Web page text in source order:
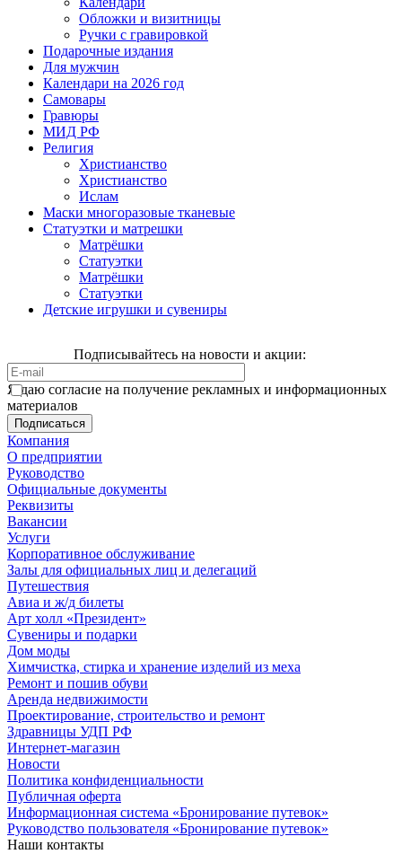
Обложки и визитницы
Ручки с гравировкой
Подарочные издания
Для мужчин
Календари на 2026 год
Самовары
Гравюры
МИД РФ
Религия
Христианство
Христианство
Ислам
Маски многоразовые тканевые
Статуэтки и матрешки
Матрёшки
Статуэтки
Матрёшки
Статуэтки
Детские игрушки и сувениры
Подписывайтесь на новости и акции:
Я даю согласие на получение рекламных и информационных
материалов
Компания
О предприятии
Руководство
Официальные документы
Реквизиты
Вакансии
Услуги
Корпоративное обслуживание
Залы для официальных лиц и делегаций
Путешествия
Авиа и ж/д билеты
Арт холл «Президент»
Сувениры и подарки
Дом моды
Химчистка, стирка и хранение изделий из меха
Ремонт и пошив обуви
Аренда недвижимости
Проектирование, строительство и ремонт
Здравницы УДП РФ
Интернет-магазин
Новости
Политика конфиденциальности
Публичная оферта
Информационная система «Бронирование путевок»
Руководство пользователя «Бронирование путевок»
Наши контакты